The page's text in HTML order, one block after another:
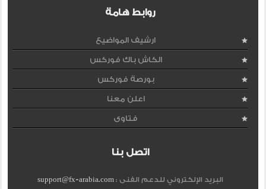
روابط هامة
ارشيف المواضيع
الكاش باك فوركس
بورصة فوركس
اعلن معنا
فتاوى
اتصل بنا
البريد الإلكتروني للدعم الفنى :support@fx-arabia.com